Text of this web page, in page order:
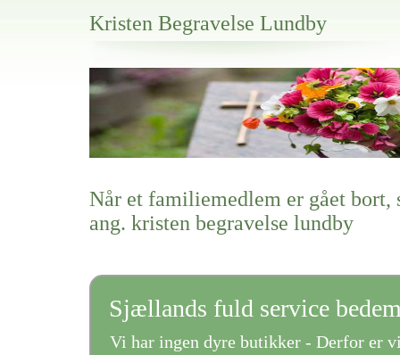
Kristen Begravelse Lundby
Her hos os får du altid en god afslutning når det gælder
Kristen Begravelse Lundby
vi hjælper i alle faser af begravelsel
Når et familiemedlem er gået bort,
ang. kristen begravelse lundby
Sjællands fuld service
Vi har ingen dyre butikker - Derfor er